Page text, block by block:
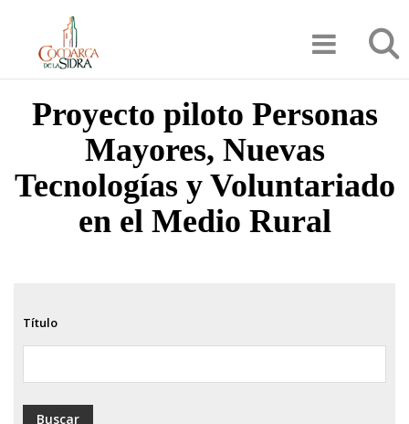
contenido
principal
Proyecto piloto Personas
Mayores, Nuevas
Tecnologías y Voluntariado
en el Medio Rural
Título